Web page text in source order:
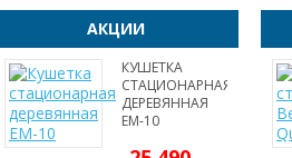
АКЦИИ
КУШЕТКА
СТАЦИОНАРНАЯ
ДЕРЕВЯННАЯ
EM-10